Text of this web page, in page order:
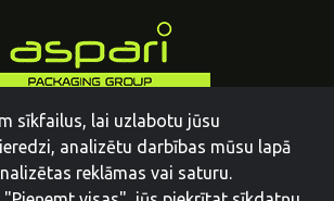
sīkfailus, lai uzlabotu jūsu
analizētu darbības mūsu lapā
reklāmas vai saturu.